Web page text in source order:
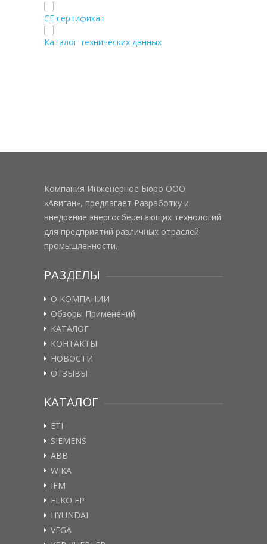
CE сертификат
Каталог технических данных
Компания Инженерное Бюро ООО
«Авиган», предлагает Разработку и
внедрение энергосберегающих технологий
для предприятий различных отраслей
промышленности.
РАЗДЕЛЫ
О КОМПАНИИ
Обзоры Применений
КАТАЛОГ
КОНТАКТЫ
НОВОСТИ
ОТЗЫВЫ
КАТАЛОГ
ETI
SIEMENS
ABB
WIKA
IFM
ELKO EP
HYUNDAI
VEGA